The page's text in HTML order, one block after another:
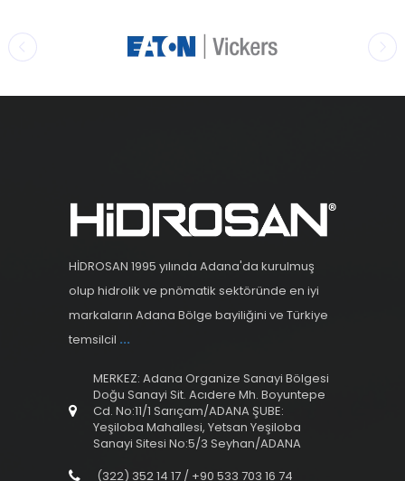
HİDROSAN 1995 yılında Adana'da kurulmuş
olup hidrolik ve pnömatik sektöründe en iyi
markaların Adana Bölge bayiliğini ve Türkiye
temsilcil ...
MERKEZ: Adana Organize Sanayi Bölgesi
Doğu Sanayi Sit. Acıdere Mh. Boyuntepe
Cd. No:11/1 Sarıçam/ADANA ŞUBE:
Yeşiloba Mahallesi, Yetsan Yeşiloba
Sanayi Sitesi No:5/3 Seyhan/ADANA
(322) 352 14 17 / +90 533 703 16 74